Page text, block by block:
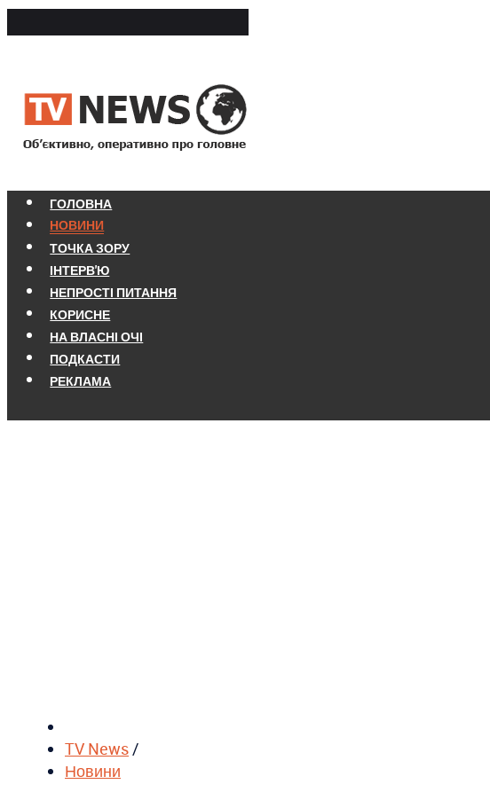
ГОЛОВНА
НОВИНИ
ТОЧКА ЗОРУ
ІНТЕРВ'Ю
НЕПРОСТІ ПИТАННЯ
КОРИСНЕ
НА ВЛАСНІ ОЧІ
ПОДКАСТИ
РЕКЛАМА
TV News /
Новини